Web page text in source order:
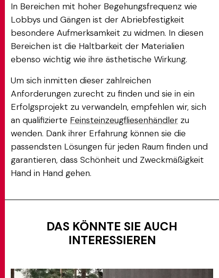
In Bereichen mit hoher Begehungsfrequenz wie
Lobbys und Gängen ist der Abriebfestigkeit
besondere Aufmerksamkeit zu widmen. In diesen
Bereichen ist die Haltbarkeit der Materialien
ebenso wichtig wie ihre ästhetische Wirkung.
Um sich inmitten dieser zahlreichen
Anforderungen zurecht zu finden und sie in ein
Erfolgsprojekt zu verwandeln, empfehlen wir, sich
an qualifizierte Feinsteinzeugfliesenhändler zu
wenden. Dank ihrer Erfahrung können sie die
passendsten Lösungen für jeden Raum finden und
garantieren, dass Schönheit und Zweckmäßigkeit
Hand in Hand gehen.
DAS KÖNNTE SIE AUCH
INTERESSIEREN